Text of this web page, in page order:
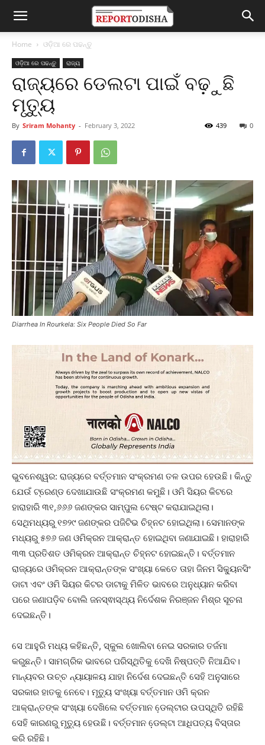
Home ଓଡ଼ିଆ ରେ ପଢନ୍ତୁ
ଓଡ଼ିଆ ରେ ପଢନ୍ତୁ ରାଜ୍ୟ
ରାଜ୍ୟରେ ଡେଲଟା ପାଇଁ ବଢ଼ୁଛି
ମୃତ୍ୟୁ
By Sriram Mohanty - February 3, 2022 0
439
Diarrhea In Rourkela: Six People Died So Far
ଭୁବନେଶ୍ୱର: ରାଜ୍ୟରେ ବର୍ତ୍ତମାନ ସଂକ୍ରମଣ ତଳ ଉପର ହେଉଛି। କିନ୍ତୁ
ଯେଉଁ ଟ୍ରେଣ୍ଡ ଦେଖାଯାଉଛି ସଂକ୍ରମଣ କମୁଛି। ଓମି ସିୟର କିଟରେ
ହାରାହାରି ୩୧,୬୬୬ ଜଣଙ୍କର ସାମ୍ପୁଲ ଟେଷ୍ଟ କରାଯାଇଥିଲା।
ସେଥିମଧ୍ୟରୁ ୧୭୨୯ ଜଣଙ୍କର ପଜିଟିଭ ଚିହ୍ନଟ ହୋଇଥିଲା। ସେମାନଙ୍କ
ମଧ୍ୟରୁ ୫୭୬ ଜଣ ଓମିକ୍ରନ ଆକ୍ରାନ୍ତ ହୋଇଥିବା ଜଣାଯାଇଛି। ହାରାହାରି
୩୩ ପ୍ରତିଶତ ଓମିକ୍ରନ ଆକ୍ରାନ୍ତ ଚିହ୍ନଟ ହୋଇଛନ୍ତି। ବର୍ତ୍ତମାନ
ରାଜ୍ୟରେ ଓମିକ୍ରନ ଆକ୍ରାନ୍ତଙ୍କ ସଂଖ୍ୟା କେତେ ତାହା ଜିନମ ସିକ୍ୟୁନସିଂ
ଡାଟା ଏବଂ ଓମି ସିୟର କିଟର ଡାଟାକୁ ମିଳିତ ଭାବରେ ଅନୁଧ୍ୟାନ କରିବା
ପରେ ଜଣାପଡ଼ିବ ବୋଲି ଜନସ୍ଵାସ୍ଥ୍ୟ ନିର୍ଦେଶକ ନିରଞ୍ଜନ ମିଶ୍ର ସୂଚନା
ଦେଇଛନ୍ତି।
ସେ ଆହୁରି ମଧ୍ୟ କହିଛନ୍ତି, ସ୍କୁଲ ଖୋଲିବା ନେଇ ସରକାର ତର୍ଜମା
କରୁଛନ୍ତି। ସାମଗ୍ରିକ ଭାବରେ ପରିସ୍ଥିତିକୁ ଦେଖି ନିଷ୍ପତ୍ତି ନିଆଯିବ।
ମାନ୍ୟବର ଉଚ୍ଚ ନ୍ୟାୟାଳୟ ଯାହା ନିର୍ଦେଶ ଦେଇଛନ୍ତି ସେହି ଅନୁସାରେ
ସରକାର ହାତକୁ ନେବେ। ମୃତ୍ୟୁ ସଂଖ୍ୟା ବର୍ତ୍ତମାନ ଓମି କ୍ରନ
ଆକ୍ରାନ୍ତଙ୍କ ସଂଖ୍ୟା ଦେଖିଲେ ବର୍ତ୍ତମାନ ଡେ଼ଲ୍ଟାର ଉପସ୍ଥିତି ରହିଛି
ସେହି କାରଣରୁ ମୃତ୍ୟୁ ହେଉଛି। ବର୍ତ୍ତମାନ ଡେ଼ଲ୍ଟା ଆଧିପତ୍ୟ ବିସ୍ତାର
କରି ରହିଛି।